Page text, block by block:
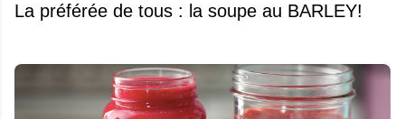
La préférée de tous : la soupe au BARLEY!